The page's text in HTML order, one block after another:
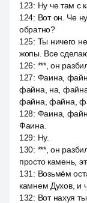
123: Ну че там с
124: Вот он. Че
обратно?
125: Ты ничего
жопы. Все
126: ***, он
127: Фаина,
файна, на,
файна, файна,
128: Фаина,
Фаина.
129: Ну.
130: ***, он
просто камень,
131 : Возьмём
камнем Духов, и
132: Вот нахуя